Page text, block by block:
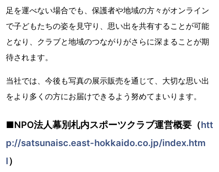
足を運べない場合でも、保護者や地域の方々がオンライン
で子どもたちの姿を見守り、思い出を共有することが可能
となり、クラブと地域のつながりがさらに深まることが期
待されます。
当社では、今後も写真の展示販売を通じて、大切な思い出
をより多くの方にお届けできるよう努めてまいります。
■NPO法人幕別札内スポーツクラブ運営概要（htt
p://satsunaisc.east-hokkaido.co.jp/index.htm
l）